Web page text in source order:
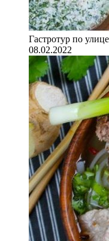
Гастротур по
08.02.2022